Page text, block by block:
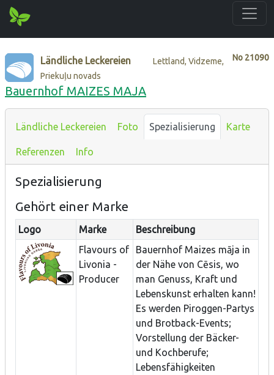
No 21090
Ländliche Leckereien
Lettland, Vidzeme,
Priekuļu novads
Bauernhof MAIZES MAJA
Ländliche Leckereien Foto Spezialisierung Karte
Referenzen Info
Spezialisierung
Gehört einer Marke
Logo Marke
Beschreibung
Flavours of
Livonia -
Producer
Bauernhof Maizes māja in
der Nähe von Cēsis, wo
man Genuss, Kraft und
Lebenskunst erhalten kann!
Es werden Piroggen-Partys
und Brotback-Events;
Vorstellung der Bäcker-
und Kochberufe;
Lebensfähigkeiten